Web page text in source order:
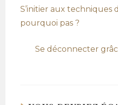
S’initier aux techniques
pourquoi pas ?
Se déconnecter